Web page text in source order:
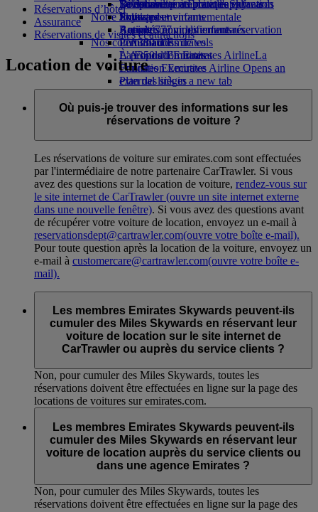
Boissons
Notre flotte
Boeing 777
L’A380 d’Emirates
L’A350 d’Emirates
Emirates Executive
Plan des sièges
Divertissements pour les enfants
Jouets pour enfants
Activités pour les enfants
La durabilité en pratique
Politique environnementale
Rapports environnementaux
Nos communautés
La Fondation Emirates AirlineLa
Fondation Emirates Airline Opens an
external link in a new tab
Parrainages
Se connecter à Emirates Skywards
Skywards+
Téléphone portable et l'application
Emirates
Annuler ou modifier une réservation
Perturbations de vols
À propos d’Emirates
Réservations d’hôtel
Assurance
Réservations de visites et attractions
Location de voiture
Où puis-je trouver des informations sur les
réservations de voiture ?
Les réservations de voiture sur emirates.com sont effectuées
par l'intermédiaire de notre partenaire CarTrawler. Si vous
avez des questions sur la location de voiture, rendez-vous sur
le site internet de CarTrawler(ouvre un site internet externe
dans une nouvelle fenêtre). Si vous avez des questions avant
de récupérer votre voiture de location, envoyez un e-mail à
reservationsdept@cartrawler.com(ouvre votre boîte e-mail).
Pour toute question après la location de la voiture, envoyez un
e-mail à customercare@cartrawler.com(ouvre votre boîte e-
mail).
Les membres Emirates Skywards peuvent-ils
cumuler des Miles Skywards en réservant leur
voiture de location sur le site internet de
CarTrawler ou auprès du service clients ?
Non, pour cumuler des Miles Skywards, toutes les
réservations doivent être effectuées en ligne sur la page des
locations de voitures sur emirates.com.
Les membres Emirates Skywards peuvent-ils
cumuler des Miles Skywards en réservant leur
voiture de location auprès du service clients ou
dans une agence Emirates ?
Non, pour cumuler des Miles Skywards, toutes les
réservations doivent être effectuées en ligne sur la page des